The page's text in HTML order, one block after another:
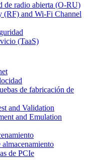
de radio abierta (O-RU)
(RF) and Wi-Fi Channel
(TaaS)
de fabricación de
and Validation
and Emulation
almacenamiento
de PCIe